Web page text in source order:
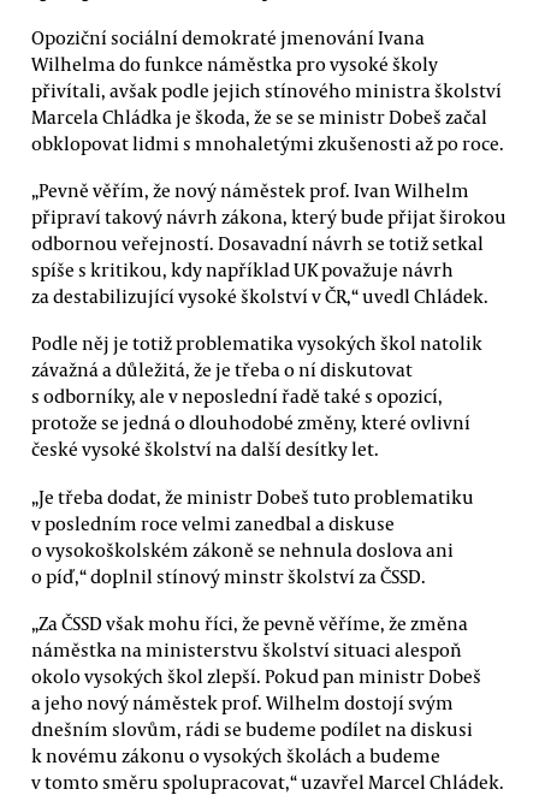
Opoziční sociální demokraté jmenování Ivana
Wilhelma do funkce náměstka pro vysoké školy
přivítali, avšak podle jejich stínového ministra školství
Marcela Chládka je škoda, že se se ministr Dobeš začal
obklopovat lidmi s mnohaletými zkušenosti až po roce.
„Pevně věřím, že nový náměstek prof. Ivan Wilhelm
připraví takový návrh zákona, který bude přijat širokou
odbornou veřejností. Dosavadní návrh se totiž setkal
spíše s kritikou, kdy například UK považuje návrh
za destabilizující vysoké školství v ČR,“ uvedl Chládek.
Podle něj je totiž problematika vysokých škol natolik
závažná a důležitá, že je třeba o ní diskutovat
s odborníky, ale v neposlední řadě také s opozicí,
protože se jedná o dlouhodobé změny, které ovlivní
české vysoké školství na další desítky let.
„Je třeba dodat, že ministr Dobeš tuto problematiku
v posledním roce velmi zanedbal a diskuse
o vysokoškolském zákoně se nehnula doslova ani
o píď,“ doplnil stínový minstr školství za ČSSD.
„Za ČSSD však mohu říci, že pevně věříme, že změna
náměstka na ministerstvu školství situaci alespoň
okolo vysokých škol zlepší. Pokud pan ministr Dobeš
a jeho nový náměstek prof. Wilhelm dostojí svým
dnešním slovům, rádi se budeme podílet na diskusi
k novému zákonu o vysokých školách a budeme
v tomto směru spolupracovat,“ uzavřel Marcel Chládek.